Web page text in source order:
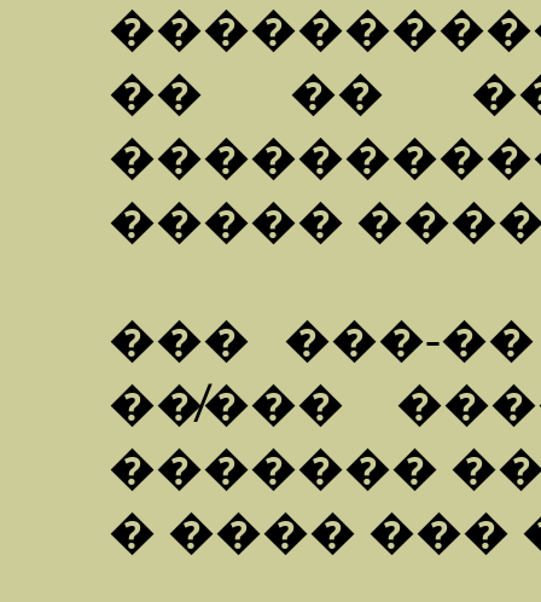
�� ��
�����
��� ���-
��̸���
�������
� ���� ���